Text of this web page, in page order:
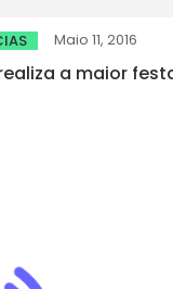
Maio 11, 2016
a maior